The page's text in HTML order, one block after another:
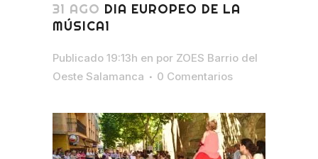
31 AGO DIA EUROPEO DE LA
MÚSICA1
Publicado 19:13h en por ZOES Barrio del
Oeste Salamanca
0 Comentarios